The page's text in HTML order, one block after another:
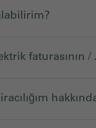
faturasının /